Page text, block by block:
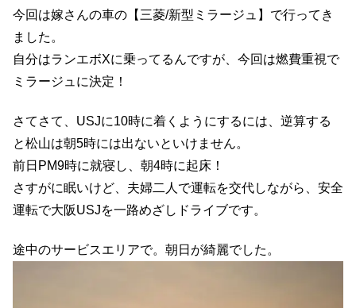
今回は嫁さんの車の【三菱/新型ミラージュ】で行ってき
ました。
自分はランエボXに乗ってるんですが、今回は燃費重視で
ミラージュに決定！
さてさて、USJに10時に着くようにするには、逆算する
と松山は朝5時には出ないといけません。
前日PM9時に就寝し、朝4時に起床！
さすがに眠いけど、夫婦二人で運転を交代しながら、安全
運転で大阪USJを一路めざしドライブです。
途中のサービスエリアで。朝日が綺麗でした。